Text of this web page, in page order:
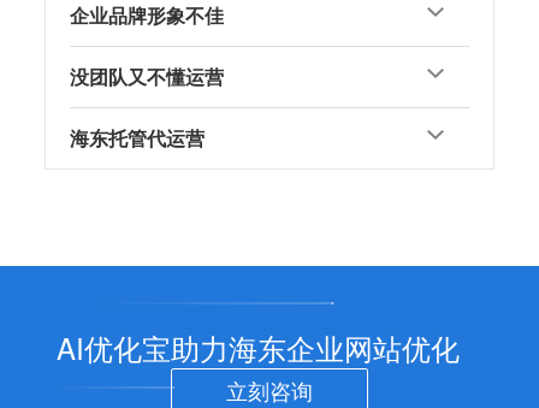
企业品牌形象不佳
没团队又不懂运营
海东托管代运营
AI优化宝助力海东企业网站优化
立刻咨询